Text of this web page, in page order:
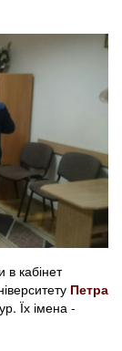
в кабінет
Петра
Їх імена -